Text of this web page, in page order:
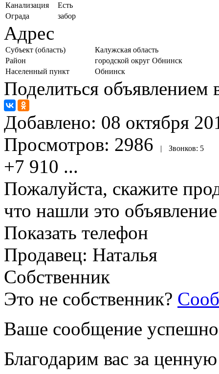
Канализация
Есть
Ограда
забор
Адрес
Субъект (область)
Калужская область
Район
городской округ Обнинск
Населенный пункт
Обнинск
Поделиться объявлением
Добавлено: 08 октября
Просмотров: 2986 | Звонков: 5
+7 910 ...
Пожалуйста, скажите
что нашли это
Показать телефон
Продавец: Наталья
Собственник
Это не собственник?
Ваше сообщение успешно
Благодарим вас за